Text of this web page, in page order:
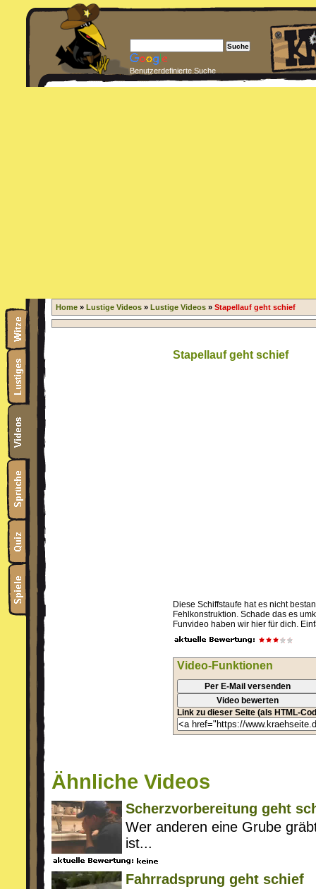
Benutzerdefinierte Suche
Home » Lustige Videos » Lustige Videos » Stapellauf geht schief
Stapellauf geht schief
Diese Schiffstaufe hat es nicht
Fehlkonstruktion. Schade das es
Funvideo haben wir hier für dich.
Video-Funktionen
Per E-Mail versenden
Video bewerten
Link zu dieser Seite (als HTML-
Ähnliche Videos
Scherzvorbereitung geht
Wer anderen eine Grube
ist...
Fahrradsprung geht schief